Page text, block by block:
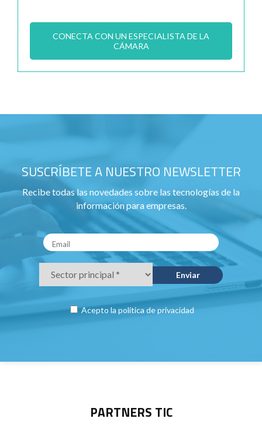
CONECTA CON UN ESPECIALISTA DE LA
CÁMARA
SUSCRÍBETE A NUESTRO NEWSLETTER
Recibe todas las novedades sobre las tecnologías de la
información para empresas.
Acepto la política de privacidad
PARTNERS TIC